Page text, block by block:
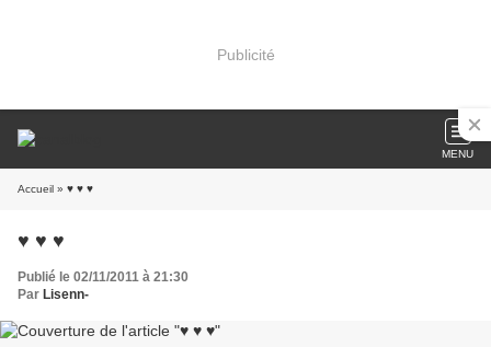
Publicité
MENU
Accueil » ♥ ♥ ♥
♥ ♥ ♥
Publié le 02/11/2011 à 21:30
Par Lisenn-